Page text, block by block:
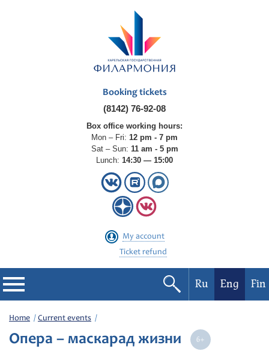
Booking tickets
(8142) 76-92-08
Box office working hours:
Mon – Fri: 12 pm - 7 pm
Sat – Sun: 11 am - 5 pm
Lunch: 14:30 — 15:00
My account
Ticket refund
Philharmonic
Current events
Ru Eng Fin
Home Current events
Опера – маскарад жизни